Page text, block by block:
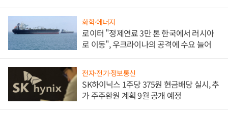
화학·에너지
로이터 "정제연료 3만 톤 한국에서 러시아
로 이동", 우크라이나의 공격에 수요 늘어
전자·전기·정보통신
SK하이닉스 1주당 375원 현금배당 실시, 추
가 주주환원 계획 9월 공개 예정